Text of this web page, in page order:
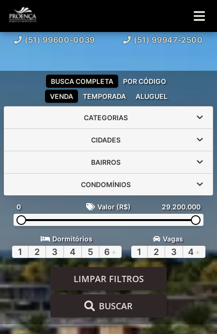
(51) 99600-0039 (51) 99947-2500
VENDA TEMPORADA ALUGUEL
BUSCA COMPLETA POR CÓDIGO
CATEGORIAS
CIDADES
BAIRROS
CONDOMÍNIOS
0 Valor (R$) 29.200.000
Dormitórios
1 2 3 4 5 6 +
Vagas
1 2 3 4 +
LIMPAR FILTROS
BUSCAR